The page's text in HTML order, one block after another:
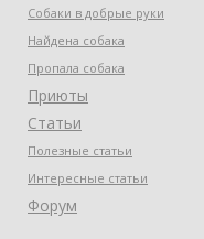
Собаки в добрые руки
Найдена собака
Пропала собака
Приюты
Статьи
Полезные статьи
Интересные статьи
Форум